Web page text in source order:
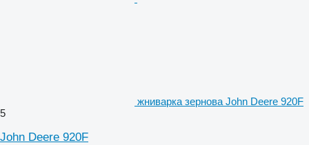
жниварка зернова John Deere 920F
5
John Deere 920F